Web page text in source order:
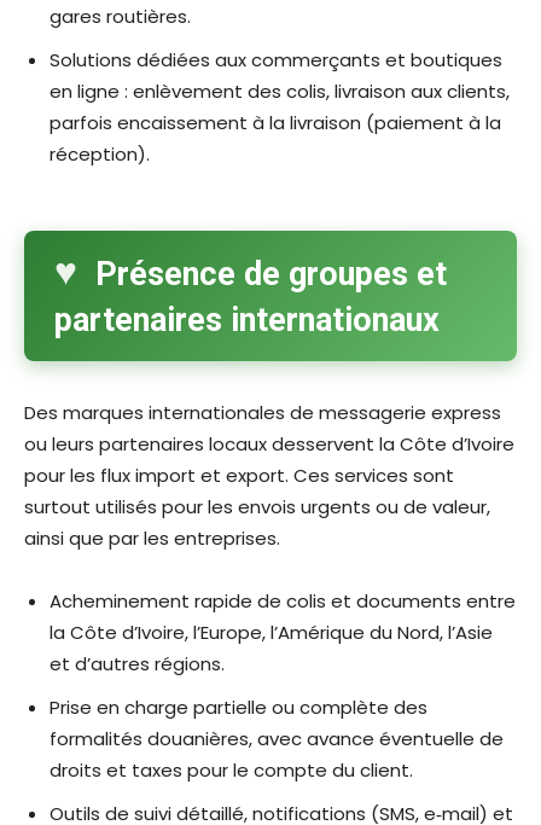
gares routières.​
Solutions dédiées aux commerçants et boutiques
en ligne : enlèvement des colis, livraison aux clients,
parfois encaissement à la livraison (paiement à la
réception).​
Présence de groupes et
partenaires internationaux
Des marques internationales de messagerie express
ou leurs partenaires locaux desservent la Côte d’Ivoire
pour les flux import et export. Ces services sont
surtout utilisés pour les envois urgents ou de valeur,
ainsi que par les entreprises.​
Acheminement rapide de colis et documents entre
la Côte d’Ivoire, l’Europe, l’Amérique du Nord, l’Asie
et d’autres régions.​
Prise en charge partielle ou complète des
formalités douanières, avec avance éventuelle de
droits et taxes pour le compte du client.​
Outils de suivi détaillé, notifications (SMS, e‑mail) et